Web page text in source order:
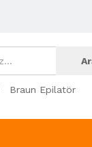
Braun Epilatör